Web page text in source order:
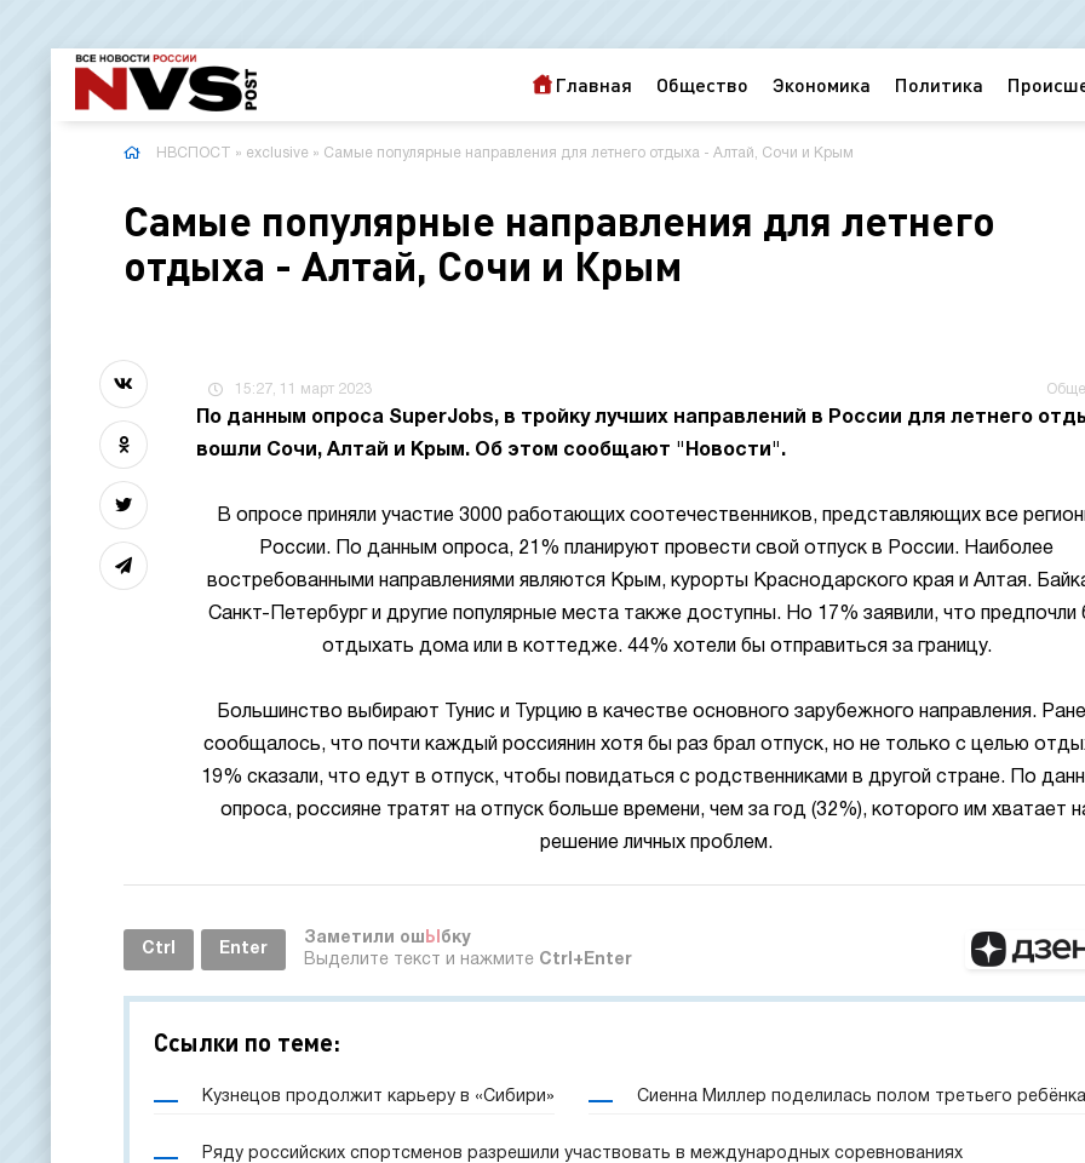
Главная Общество Экономика Политика
НВСПОСТ » exclusive » Самые популярные направления для летнего отдыха - Алтай, Сочи и Крым
Самые популярные направления для летнего
отдыха - Алтай, Сочи и Крым
15:27, 11 март 2023
По данным опроса SuperJobs, в тройку лучших направлений в России для летнего
вошли Сочи, Алтай и Крым. Об этом сообщают "Новости".
В опросе приняли участие 3000 работающих соотечественников, представляющих все
России. По данным опроса, 21% планируют провести свой отпуск в России. Наиболее
востребованными направлениями являются Крым, курорты Краснодарского края и Алтая.
Санкт-Петербург и другие популярные места также доступны. Но 17% заявили, что предпочли
отдыхать дома или в коттедже. 44% хотели бы отправиться за границу.
Большинство выбирают Тунис и Турцию в качестве основного зарубежного направления.
сообщалось, что почти каждый россиянин хотя бы раз брал отпуск, но не только с целью
19% сказали, что едут в отпуск, чтобы повидаться с родственниками в другой стране. По
опроса, россияне тратят на отпуск больше времени, чем за год (32%), которого им хватает
решение личных проблем.
Ctrl Enter
Заметили ош Ы бку
Выделите текст и нажмите Ctrl+Enter
Ссылки по теме:
Кузнецов продолжит карьеру в «Сибири» Сиенна Миллер поделилась полом третьего ребёнка
Ряду российских спортсменов разрешили участвовать в международных соревнованиях